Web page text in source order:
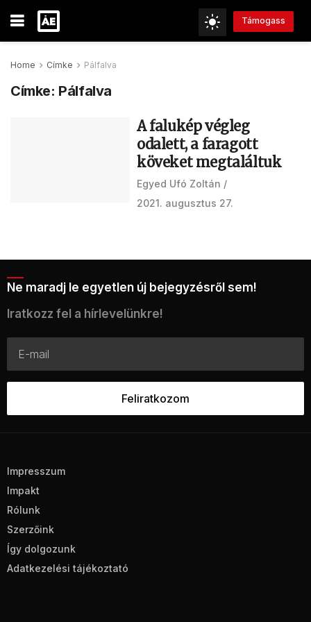
Támogass
Home Címke Pálfalva
Címke: Pálfalva
A falukép végleg
odalett, a faragott
köveket megtaláltuk
Egyed Ufó Zoltán
2021. augusztus 27.
Ne maradj le egyetlen új bejegyzésről sem!
Iratkozz fel a hírlevelünkre!
Impresszum
Impakt
Rólunk
Szerzőink
Így dolgozunk
Adatkezelési tájékoztató